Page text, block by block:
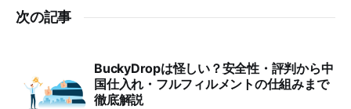
次の記事
BuckyDropは怪しい？安全性・評判から中
国仕入れ・フルフィルメントの仕組みまで
徹底解説